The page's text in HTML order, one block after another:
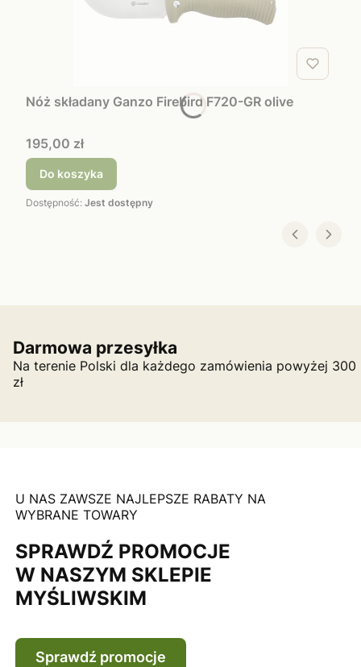
Nóż składany Ganzo Firebird F720-GR olive
Cena
195,00 zł
Do koszyka
Dostępność: Jest dostępny
Darmowa przesyłka
Na terenie Polski dla każdego zamówienia powyżej 300
zł
U NAS ZAWSZE NAJLEPSZE RABATY NA
WYBRANE TOWARY
SPRAWDŹ PROMOCJE
W NASZYM SKLEPIE
MYŚLIWSKIM
Sprawdź promocje